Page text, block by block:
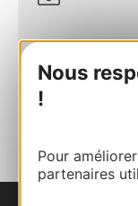
Nous
!
Pour
partenaires